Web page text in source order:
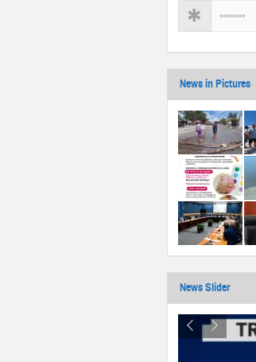
News in Pictures
News Slider